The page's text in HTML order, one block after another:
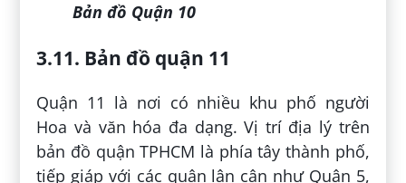
Bản đồ Quận 10
3.11. Bản đồ quận 11
Quận 11 là nơi có nhiều khu phố người
Hoa và văn hóa đa dạng. Vị trí địa lý trên
bản đồ quận TPHCM là phía tây thành phố,
tiếp giáp với các quận lân cận như Quận 5,